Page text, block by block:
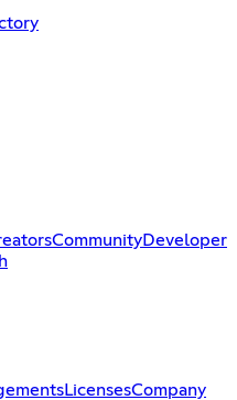
CommunityDeveloper
LicensesCompany